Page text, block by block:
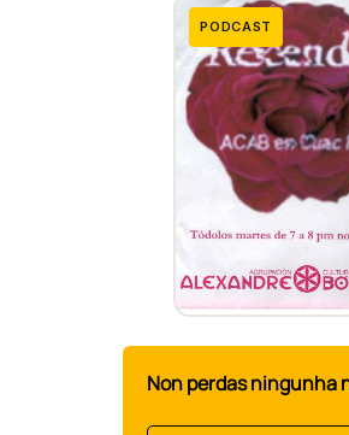
PODCAST
Non perdas ningunha